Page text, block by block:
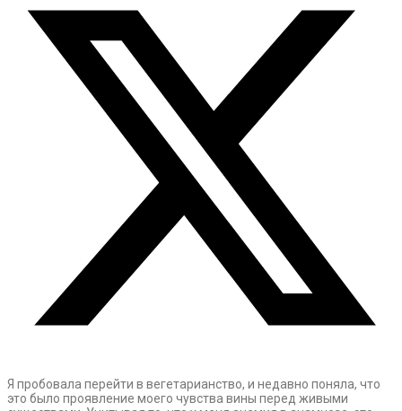
Я пробовала перейти в вегетарианство, и недавно поняла, что
это было проявление моего чувства вины перед живыми